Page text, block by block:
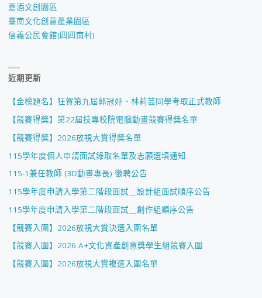
嘉酒文創園區
臺南文化創意產業園區
信義公民會館(四四南村)
近期更新
【金榜題名】狂賀第九屆郭冠妤、林莉芸同學考取正式教師
【競賽得獎】第22屆技專校院電腦動畫競賽得獎名單
【競賽得獎】2026放視大賞得獎名單
115學年度個人申請面試錄取名單及志願選填通知
115-1兼任教師 (3D動畫專長) 徵聘公告
115學年度申請入學第二階段面試＿設計組面試順序公告
115學年度申請入學第二階段面試＿創作組順序公告
【競賽入圍】2026放視大賞決選入圍名單
【競賽入圍】2026 A+文化資產創意獎學生組競賽入圍
【競賽入圍】2026放視大賞複選入圍名單